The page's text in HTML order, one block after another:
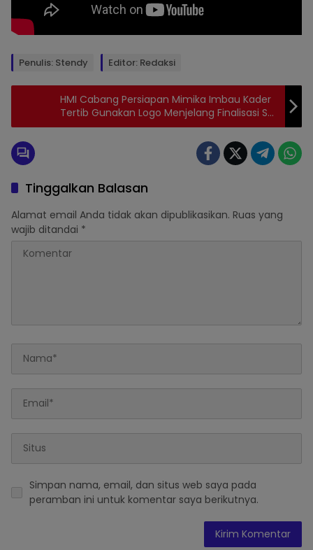
Topik:
Yahukimo
Penulis: Stendy Editor: Redaksi
HMI Cabang Persiapan Mimika Imbau Kader
Tertib Gunakan Logo Menjelang Finalisasi SK
Pengurus
Tinggalkan Balasan
Alamat email Anda tidak akan dipublikasikan. Ruas yang
wajib ditandai *
Simpan nama, email, dan situs web saya pada
peramban ini untuk komentar saya berikutnya.